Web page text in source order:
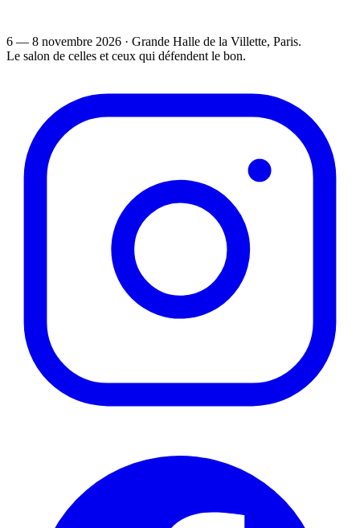
6 — 8 novembre 2026 · Grande Halle de la Villette, Paris.
Le salon de celles et ceux qui défendent le bon.